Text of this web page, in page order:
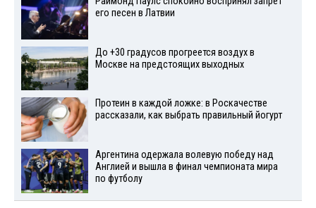
его песен в Латвии
До +30 градусов прогреется воздух в
Москве на предстоящих выходных
Протеин в каждой ложке: в Роскачестве
рассказали, как выбрать правильный йогурт
Аргентина одержала волевую победу над
Англией и вышла в финал чемпионата мира
по футболу